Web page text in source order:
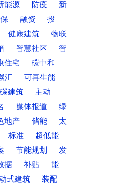
能源 防疫
新
融资
投
健康建筑
物联
智慧社区
智
住宅
碳中和
汇
可再生能
建筑
主动
媒体报道
绿
地产 储能
太
标准
超低能
节能规划
发
据 补贴
能
式建筑
装配